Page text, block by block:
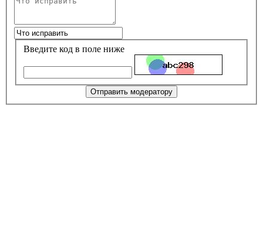
Введите код в поле ниже
Отправить модератору